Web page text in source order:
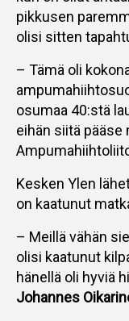
pikkusen
olisi sitten
– Tämä oli
osumaa 40:stä
eihän siitä pääse
Kesken Ylen
on kaatunut
– Meillä vähän
olisi kaatunut
hänellä oli hyviä
Johannes